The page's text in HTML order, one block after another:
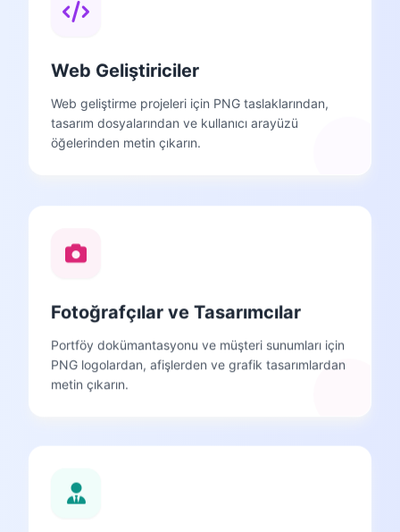
Web Geliştiriciler
Web geliştirme projeleri için PNG taslaklarından,
tasarım dosyalarından ve kullanıcı arayüzü
öğelerinden metin çıkarın.
Fotoğrafçılar ve Tasarımcılar
Portföy dokümantasyonu ve müşteri sunumları için
PNG logolardan, afişlerden ve grafik tasarımlardan
metin çıkarın.